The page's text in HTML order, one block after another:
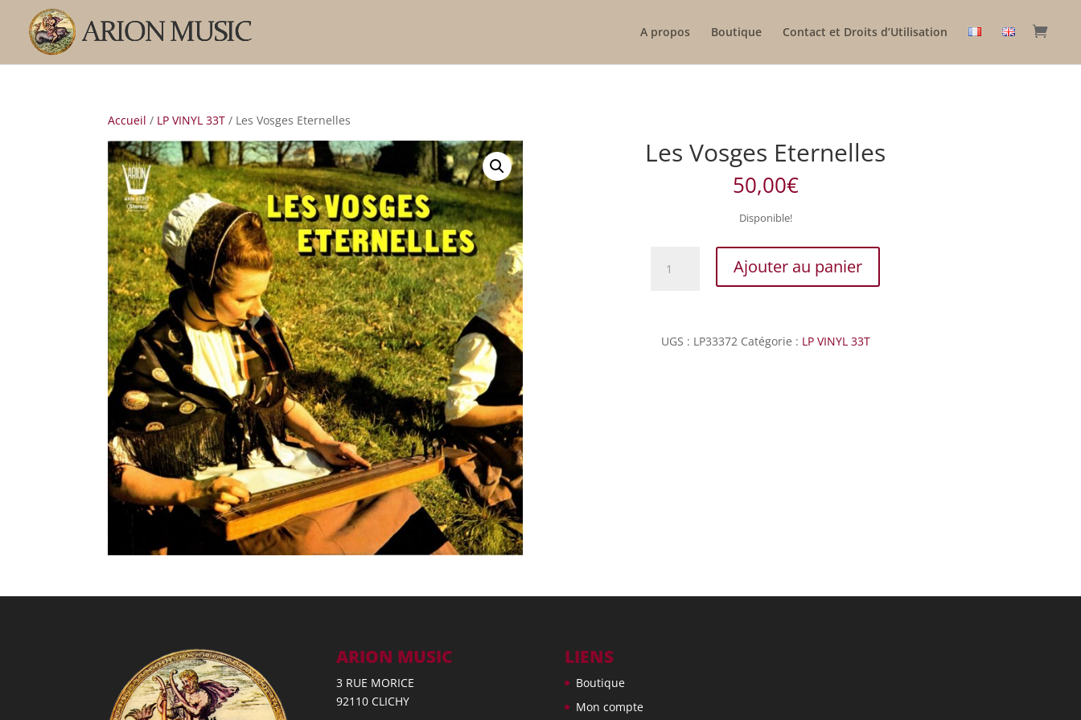
A propos Boutique Contact et Droits d’Utilisation
Accueil / LP VINYL 33T / Les Vosges Eternelles
Les Vosges Eternelles
50,00€
Disponible!
Ajouter au panier
UGS : LP33372 Catégorie : LP VINYL 33T
ARION MUSIC
3 RUE MORICE
92110 CLICHY
LIENS
Boutique
Mon compte